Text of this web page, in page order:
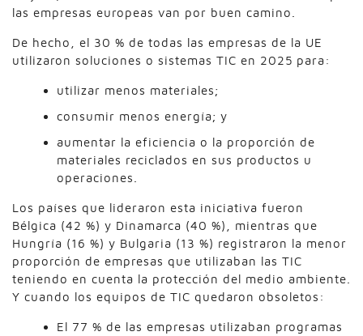
las empresas europeas van por buen camino.
De hecho, el 30 % de todas las empresas de la UE
utilizaron soluciones o sistemas TIC en 2025 para:
utilizar menos materiales;
consumir menos energía; y
aumentar la eficiencia o la proporción de
materiales reciclados en sus productos u
operaciones.
Los países que lideraron esta iniciativa fueron
Bélgica (42 %) y Dinamarca (40 %), mientras que
Hungría (16 %) y Bulgaria (13 %) registraron la menor
proporción de empresas que utilizaban las TIC
teniendo en cuenta la protección del medio ambiente.
Y cuando los equipos de TIC quedaron obsoletos:
El 77 % de las empresas utilizaban programas